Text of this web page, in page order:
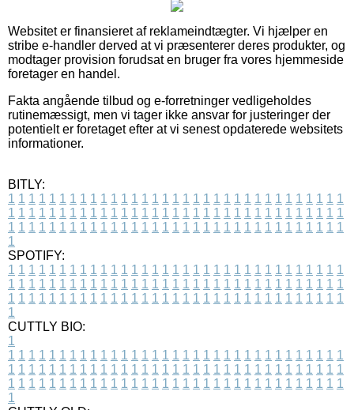
Websitet er finansieret af reklameindtægter. Vi hjælper en
stribe e-handler derved at vi præsenterer deres produkter, og
modtager provision forudsat en bruger fra vores hjemmeside
foretager en handel.
Fakta angående tilbud og e-forretninger vedligeholdes
rutinemæssigt, men vi tager ikke ansvar for justeringer der
potentielt er foretaget efter at vi senest opdaterede websitets
informationer.
BITLY:
1 1 1 1 1 1 1 1 1 1 1 1 1 1 1 1 1 1 1 1 1 1 1 1 1 1 1 1 1 1 1 1 1
1 1 1 1 1 1 1 1 1 1 1 1 1 1 1 1 1 1 1 1 1 1 1 1 1 1 1 1 1 1 1 1 1
1 1 1 1 1 1 1 1 1 1 1 1 1 1 1 1 1 1 1 1 1 1 1 1 1 1 1 1 1 1 1 1 1
1
SPOTIFY:
1 1 1 1 1 1 1 1 1 1 1 1 1 1 1 1 1 1 1 1 1 1 1 1 1 1 1 1 1 1 1 1 1
1 1 1 1 1 1 1 1 1 1 1 1 1 1 1 1 1 1 1 1 1 1 1 1 1 1 1 1 1 1 1 1 1
1 1 1 1 1 1 1 1 1 1 1 1 1 1 1 1 1 1 1 1 1 1 1 1 1 1 1 1 1 1 1 1 1
1
CUTTLY BIO:
1
1 1 1 1 1 1 1 1 1 1 1 1 1 1 1 1 1 1 1 1 1 1 1 1 1 1 1 1 1 1 1 1 1
1 1 1 1 1 1 1 1 1 1 1 1 1 1 1 1 1 1 1 1 1 1 1 1 1 1 1 1 1 1 1 1 1
1 1 1 1 1 1 1 1 1 1 1 1 1 1 1 1 1 1 1 1 1 1 1 1 1 1 1 1 1 1 1 1 1
1